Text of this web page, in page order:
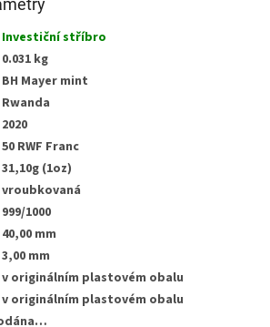
Investiční stříbro
0.031 kg
BH Mayer mint
Rwanda
2020
50 RWF Franc
31,10g (1oz)
vroubkovaná
999/1000
40,00 mm
3,00 mm
v originálním plastovém obalu
v originálním plastovém obalu